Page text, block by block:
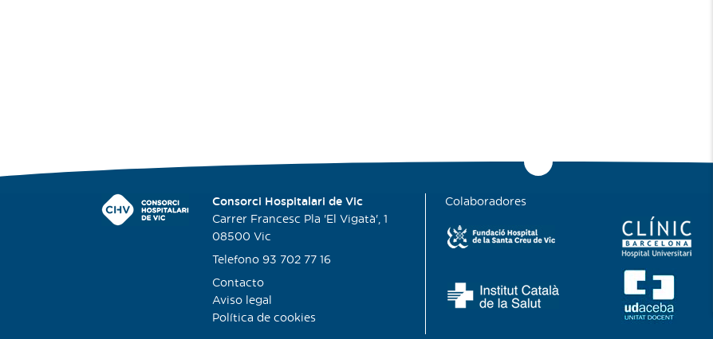
Consorci Hospitalari de Vic
Carrer Francesc Pla 'El Vigatà', 1
08500 Vic
Telefono 93 702 77 16
Contacto
Aviso legal
Política de cookies
Colaboradores